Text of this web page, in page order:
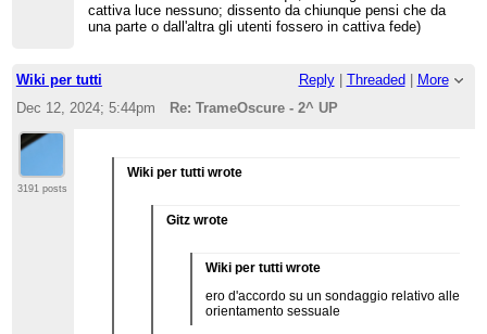
cattiva luce nessuno; dissento da chiunque pensi che da
una parte o dall'altra gli utenti fossero in cattiva fede)
Wiki per tutti Reply| Threaded | More
Dec 12, 2024; 5:44pm
Re: TrameOscure - 2^ UP
3191 posts
Wiki per tutti wrote
Gitz wrote
Wiki per tutti wrote
ero d'accordo su un sondaggio relativo alle
orientamento sessuale